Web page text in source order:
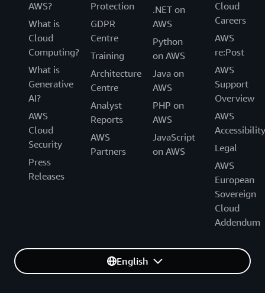
AWS?
What is
Cloud
Computing?
What is
Generative
AI?
AWS
Cloud
Security
Press
Releases
Protection
GDPR
Centre
Training
Architecture
Centre
Analyst
Reports
AWS
Partners
.NET on
AWS
Python
on AWS
Java on
AWS
PHP on
AWS
JavaScript
on AWS
Cloud
Careers
AWS
re:Post
AWS
Support
Overview
AWS
Accessibility
Legal
AWS
European
Sovereign
Cloud
Addendum
English